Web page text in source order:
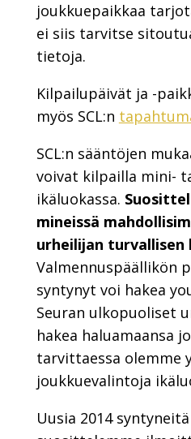
joukkuepaikkaa
ei siis tarvitse
tietoja.
Kilpailupäivät ja -
myös SCL:n
SCL:n sääntöjen
voivat kilpailla mini-
ikäluokassa.
mineissä
urheilijan turvallisen
Valmennuspäällikön
syntynyt voi hakea
Seuran ulkopuoliset
hakea haluamaansa
tarvittaessa olemme
joukkuevalintoja
Uusia 2014